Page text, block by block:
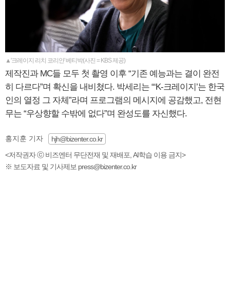
▲'크레이지 리치 코리안' 베티박(사진 = KBS 제공)
제작진과 MC들 모두 첫 촬영 이후 “기존 예능과는 결이 완전
히 다르다”며 확신을 내비쳤다. 박세리는 “‘K-크레이지’는 한국
인의 열정 그 자체”라며 프로그램의 메시지에 공감했고, 전현
무는 “우상향할 수밖에 없다”며 완성도를 자신했다.
홍지훈 기자
hjh@bizenter.co.kr
<저작권자 ⓒ 비즈엔터 무단전재 및 재배포, AI학습 이용 금지>
※ 보도자료 및 기사제보 press@bizenter.co.kr